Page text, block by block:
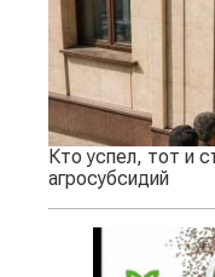
Кто успел, тот и
агросубсидий